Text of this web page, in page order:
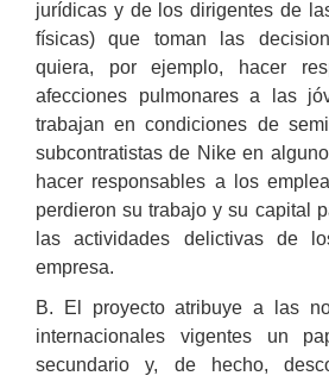
jurídicas y de los dirigentes de
físicas) que toman las
quiera, por ejemplo, hacer
afecciones pulmonares a las
trabajan en condiciones de
subcontratistas de Nike en
hacer responsables a los
perdieron su trabajo y su capital
las actividades delictivas de
empresa.
B. El proyecto atribuye a las
internacionales vigentes un
secundario y, de hecho,